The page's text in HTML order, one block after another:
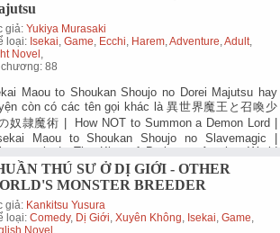
giả:Yukiya Murasaki
loại: Isekai ,Game Ecchi Harem ,Adventure ,Adult
Novel
88
Maou to Shoukan Shoujo no Dorei Majutsu hay
còn có các tên gọi khác là 異世界魔王と召喚少
奴隷魔術 | How NOT to Summon a Demon Lord |
Maou to Shoukan Shoujo no Slavemagic |
| The King of Darkness Another World
| Ma Vương thế giới khác và ma…Chi Tiết.
THÚ SƯ Ở DỊ GIỚI - OTHER
MONSTER BREEDER
giả: Kankitsu Yusura
loại:Comedy, Dị Giới ,Xuyên Không Isekai ,Game
Novel